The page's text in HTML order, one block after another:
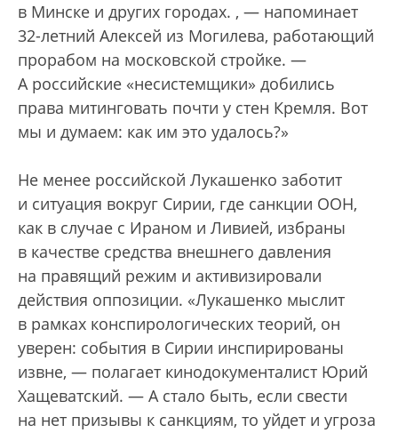
в Минске и других городах. , — напоминает
32-летний Алексей из Могилева, работающий
прорабом на московской стройке. —
А российские «несистемщики» добились
права митинговать почти у стен Кремля. Вот
мы и думаем: как им это удалось?»
Не менее российской Лукашенко заботит
и ситуация вокруг Сирии, где санкции ООН,
как в случае с Ираном и Ливией, избраны
в качестве средства внешнего давления
на правящий режим и активизировали
действия оппозиции. «Лукашенко мыслит
в рамках конспирологических теорий, он
уверен: события в Сирии инспирированы
извне, — полагает кинодокументалист Юрий
Хащеватский. — А стало быть, если свести
на нет призывы к санкциям, то уйдет и угроза